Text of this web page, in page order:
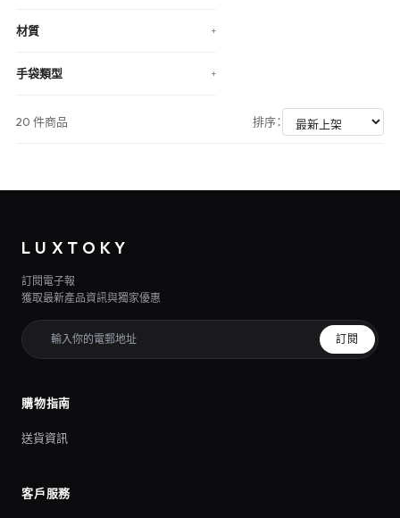
材質 +
手袋類型 +
20 件商品 排序：
LUXTOKY
訂閱電子報
獲取最新產品資訊與獨家優惠
訂閱
購物指南
送貨資訊
客戶服務